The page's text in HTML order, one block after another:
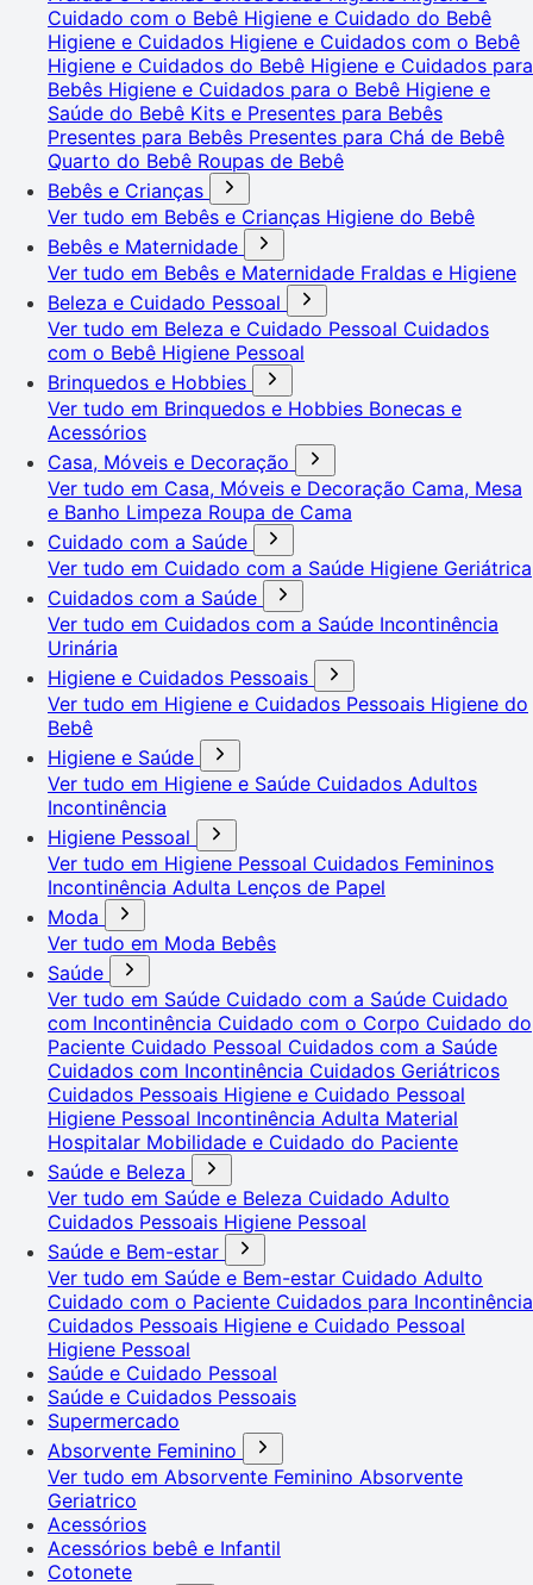
Cuidado com o Bebê Higiene e Cuidado do Bebê
Higiene e Cuidados Higiene e Cuidados com o Bebê
Higiene e Cuidados do Bebê Higiene e Cuidados para
Bebês Higiene e Cuidados para o Bebê Higiene e
Saúde do Bebê Kits e Presentes para Bebês
Presentes para Bebês Presentes para Chá de Bebê
Quarto do Bebê Roupas de Bebê
Bebês e Crianças
Ver tudo em Bebês e Crianças Higiene do Bebê
Bebês e Maternidade
Ver tudo em Bebês e Maternidade Fraldas e Higiene
Beleza e Cuidado Pessoal
Ver tudo em Beleza e Cuidado Pessoal Cuidados
com o Bebê Higiene Pessoal
Brinquedos e Hobbies
Ver tudo em Brinquedos e Hobbies Bonecas e
Acessórios
Casa, Móveis e Decoração
Ver tudo em Casa, Móveis e Decoração Cama, Mesa
e Banho Limpeza Roupa de Cama
Cuidado com a Saúde
Ver tudo em Cuidado com a Saúde Higiene Geriátrica
Cuidados com a Saúde
Ver tudo em Cuidados com a Saúde Incontinência
Urinária
Higiene e Cuidados Pessoais
Ver tudo em Higiene e Cuidados Pessoais Higiene do
Bebê
Higiene e Saúde
Ver tudo em Higiene e Saúde Cuidados Adultos
Incontinência
Higiene Pessoal
Ver tudo em Higiene Pessoal Cuidados Femininos
Incontinência Adulta Lenços de Papel
Moda
Ver tudo em Moda Bebês
Saúde
Ver tudo em Saúde Cuidado com a Saúde Cuidado
com Incontinência Cuidado com o Corpo Cuidado do
Paciente Cuidado Pessoal Cuidados com a Saúde
Cuidados com Incontinência Cuidados Geriátricos
Cuidados Pessoais Higiene e Cuidado Pessoal
Higiene Pessoal Incontinência Adulta Material
Hospitalar Mobilidade e Cuidado do Paciente
Saúde e Beleza
Ver tudo em Saúde e Beleza Cuidado Adulto
Cuidados Pessoais Higiene Pessoal
Saúde e Bem-estar
Ver tudo em Saúde e Bem-estar Cuidado Adulto
Cuidado com o Paciente Cuidados para Incontinência
Cuidados Pessoais Higiene e Cuidado Pessoal
Higiene Pessoal
Saúde e Cuidado Pessoal
Saúde e Cuidados Pessoais
Supermercado
Absorvente Feminino
Ver tudo em Absorvente Feminino Absorvente
Geriatrico
Acessórios
Acessórios bebê e Infantil
Cotonete